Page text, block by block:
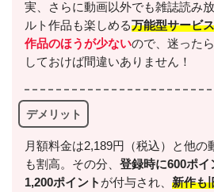
実、さらに動画以外でも雑誌読み
ルト作品も楽しめる万能型サービス
作品のほうが少ないので、迷った
しておけば間違いありません！
デメリット
月額料金は2,189円（税込）と他の
も割高。その分、 登録時に600ポイ
1,200ポイント が付与され、 新作も